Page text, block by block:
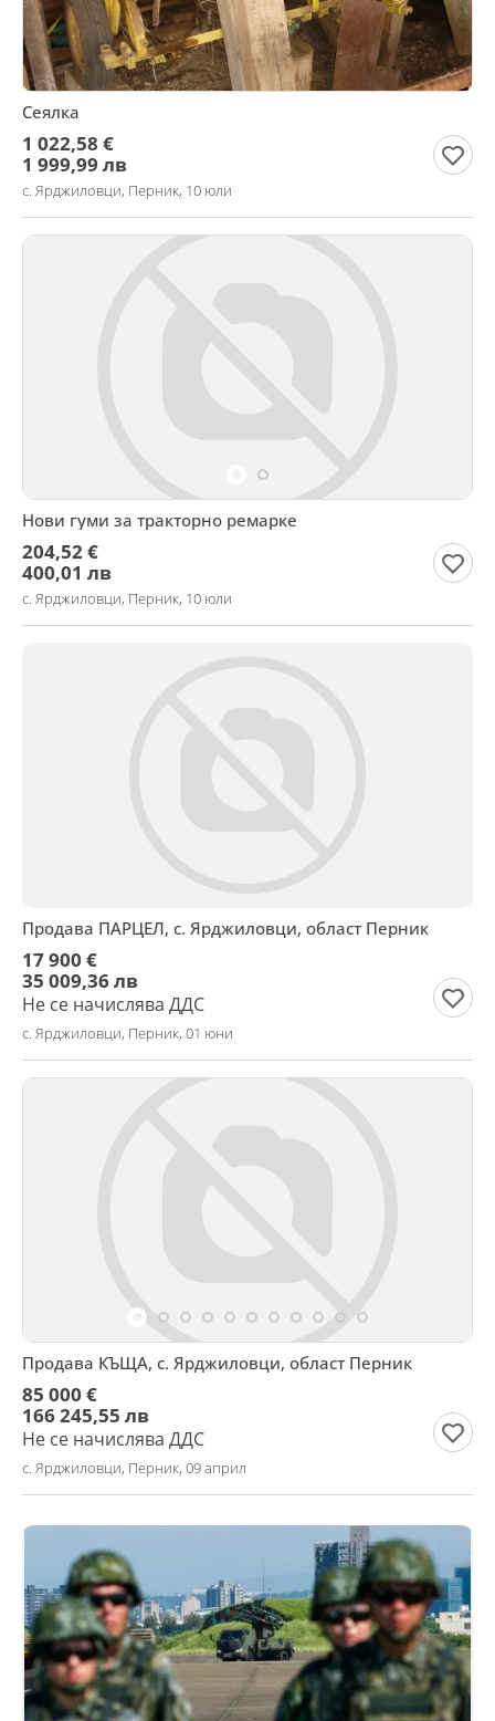
Сеялка
1 022,58 €
1 999,99 лв
с. Ярджиловци, Перник, 10 юли
Нови гуми за тракторно ремарке
204,52 €
400,01 лв
с. Ярджиловци, Перник, 10 юли
Продава ПАРЦЕЛ, с. Ярджиловци, област Перник
17 900 €
35 009,36 лв
Не се начислява ДДС
с. Ярджиловци, Перник, 01 юни
Продава КЪЩА, с. Ярджиловци, област Перник
85 000 €
166 245,55 лв
Не се начислява ДДС
с. Ярджиловци, Перник, 09 април